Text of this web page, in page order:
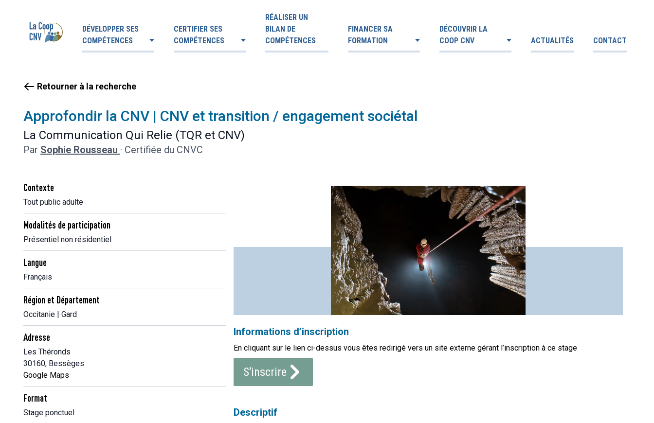
DÉVELOPPER SES
COMPÉTENCES
CERTIFIER SES
COMPÉTENCES
RÉALISER UN
BILAN DE
COMPÉTENCES
FINANCER SA
FORMATION
DÉCOUVRIR LA
COOP CNV
ACTUALITÉS CONTACT
Retourner à la recherche
Approfondir la CNV | CNV et transition / engagement sociétal
La Communication Qui Relie (TQR et CNV)
Par Sophie Rousseau · Certifiée du CNVC
Contexte
Tout public adulte
Modalités de participation
Présentiel non résidentiel
Langue
Français
Région et Département
Occitanie | Gard
Adresse
Les Théronds
30160, Bessèges
Google Maps
Format
Stage ponctuel
Informations d’inscription
En cliquant sur le lien ci-dessus vous êtes redirigé vers un site externe gérant l’inscription à ce stage
S'inscrire
Descriptif